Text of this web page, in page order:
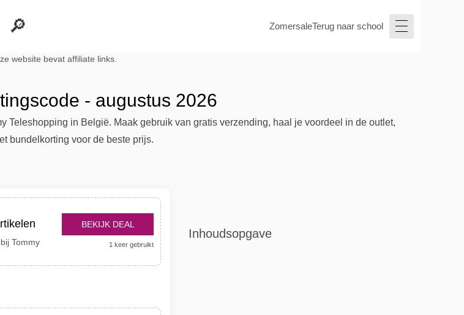
ZomersaleTerug naar school
website bevat affiliate links.
- augustus 2026
Teleshopping in België. Maak gebruik van gratis verzending, haal je voordeel in de outlet,
bundelkorting voor de beste prijs.
Tommy
BEKIJK DEAL
1 keer gebruikt
Inhoudsopgave